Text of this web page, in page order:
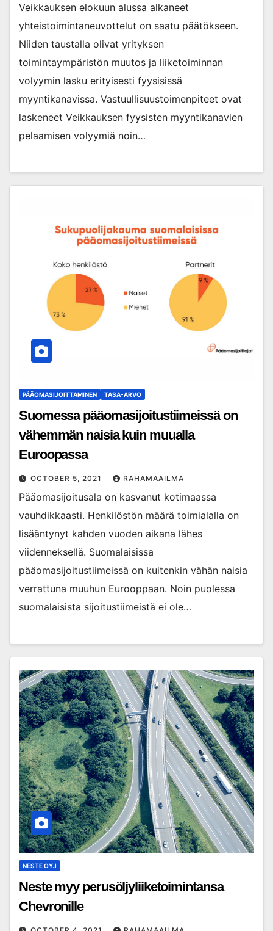
Veikkauksen elokuun alussa alkaneet
yhteistoimintaneuvottelut on saatu päätökseen.
Niiden taustalla olivat yrityksen
toimintaympäristön muutos ja liiketoiminnan
volyymin lasku erityisesti fyysisissä
myyntikanavissa. Vastuullisuustoimenpiteet ovat
laskeneet Veikkauksen fyysisten myyntikanavien
pelaamisen volyymiä noin…
PÄÄOMASIJOITTAMINEN TASA-ARVO
Suomessa pääomasijoitustiimeissä on
vähemmän naisia kuin muualla
Euroopassa
OCTOBER 5, 2021 RAHAMAAILMA
Pääomasijoitusala on kasvanut kotimaassa
vauhdikkaasti. Henkilöstön määrä toimialalla on
lisääntynyt kahden vuoden aikana lähes
viidenneksellä. Suomalaisissa
pääomasijoitustiimeissä on kuitenkin vähän naisia
verrattuna muuhun Eurooppaan. Noin puolessa
suomalaisista sijoitustiimeistä ei ole…
NESTE OYJ
Neste myy perusöljyliiketoimintansa
Chevronille